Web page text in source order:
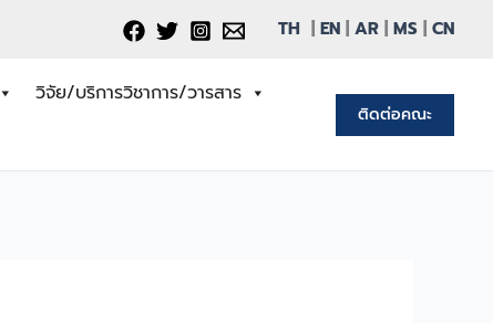
TH EN AR MS CN
วิจัย/บริการวิชาการ/วารสาร
ติดต่อคณะ